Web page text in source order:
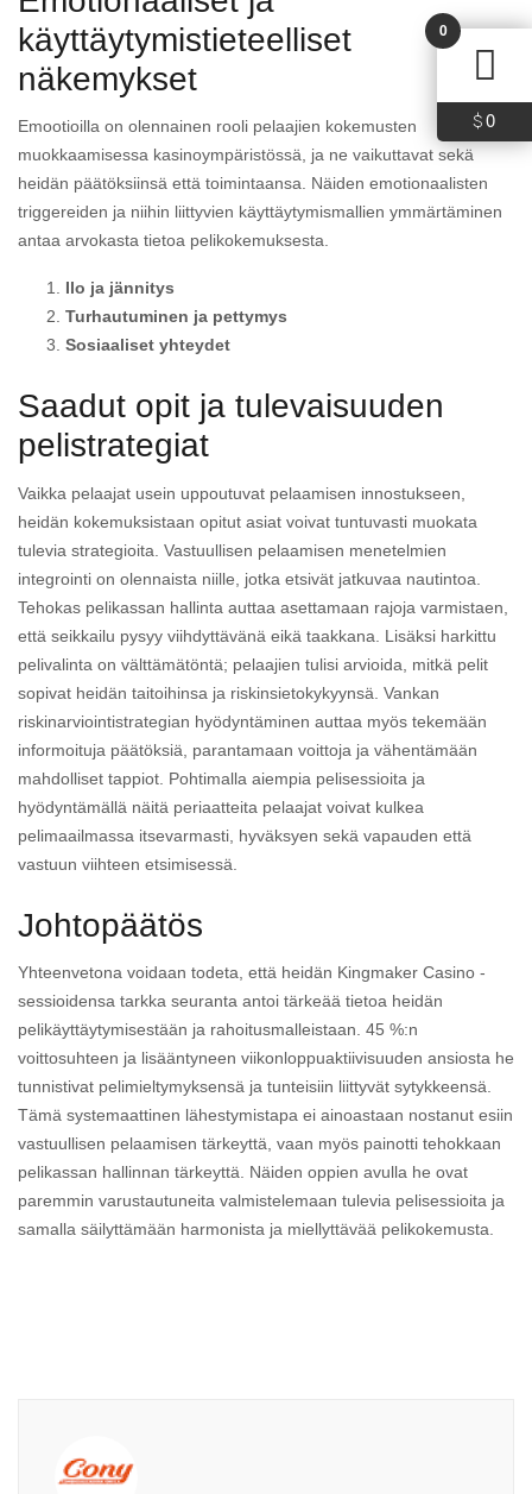
käyttäytymistieteelliset
näkemykset
Emootioilla on olennainen rooli pelaajien kokemusten
muokkaamisessa kasinoympäristössä, ja ne vaikuttavat sekä
heidän päätöksiinsä että toimintaansa. Näiden emotionaalisten
triggereiden ja niihin liittyvien käyttäytymismallien ymmärtäminen
antaa arvokasta tietoa pelikokemuksesta.
Ilo ja jännitys
Turhautuminen ja pettymys
Sosiaaliset yhteydet
Saadut opit ja tulevaisuuden
pelistrategiat
Vaikka pelaajat usein uppoutuvat pelaamisen innostukseen,
heidän kokemuksistaan opitut asiat voivat tuntuvasti muokata
tulevia strategioita. Vastuullisen pelaamisen menetelmien
integrointi on olennaista niille, jotka etsivät jatkuvaa nautintoa.
Tehokas pelikassan hallinta auttaa asettamaan rajoja varmistaen,
että seikkailu pysyy viihdyttävänä eikä taakkana. Lisäksi harkittu
pelivalinta on välttämätöntä; pelaajien tulisi arvioida, mitkä pelit
sopivat heidän taitoihinsa ja riskinsietokykyynsä. Vankan
riskinarviointistrategian hyödyntäminen auttaa myös tekemään
informoituja päätöksiä, parantamaan voittoja ja vähentämään
mahdolliset tappiot. Pohtimalla aiempia pelisessioita ja
hyödyntämällä näitä periaatteita pelaajat voivat kulkea
pelimaailmassa itsevarmasti, hyväksyen sekä vapauden että
vastuun viihteen etsimisessä.
Johtopäätös
Yhteenvetona voidaan todeta, että heidän Kingmaker Casino -
sessioidensa tarkka seuranta antoi tärkeää tietoa heidän
pelikäyttäytymisestään ja rahoitusmalleistaan. 45 %:n
voittosuhteen ja lisääntyneen viikonloppuaktiivisuuden ansiosta he
tunnistivat pelimieltymyksensä ja tunteisiin liittyvät sytykkeensä.
Tämä systemaattinen lähestymistapa ei ainoastaan nostanut esiin
vastuullisen pelaamisen tärkeyttä, vaan myös painotti tehokkaan
pelikassan hallinnan tärkeyttä. Näiden oppien avulla he ovat
paremmin varustautuneita valmistelemaan tulevia pelisessioita ja
samalla säilyttämään harmonista ja miellyttävää pelikokemusta.
0
$0